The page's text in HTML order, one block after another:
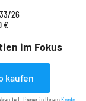
im Fokus
26
€
kaufen